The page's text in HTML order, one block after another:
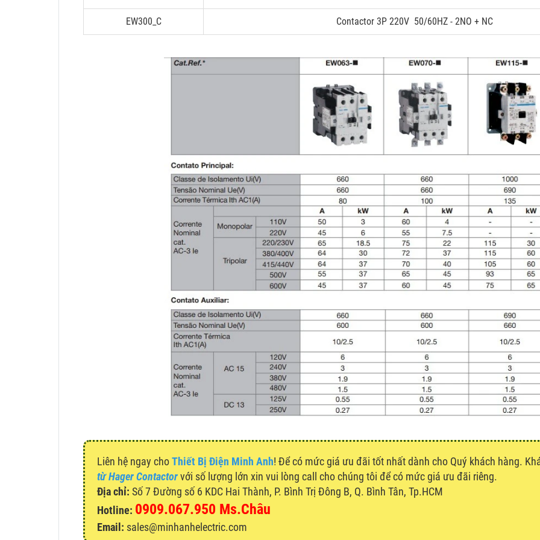
EW300_C Contactor 3P 220V 50/60HZ - 2NO + NC
Liên hệ ngay choThiết Bị Điện Minh Anh! Để có mức giá ưu đãi tốt nhất dành cho Quý khách hàng.
từ Hager Contactorvới số lượng lớn xin vui lòng call cho chúng tôi để có mức giá ưu đãi riêng.
Địa chỉ: Số 7 Đường số 6 KDC Hai Thành, P. Bình Trị Đông B, Q. Bình Tân, Tp.HCM
Hotline: 0909.067.950 Ms.Châu
Email: sales@minhanhelectric.com